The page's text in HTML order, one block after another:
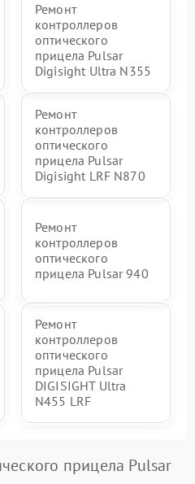
Ремонт
контроллеров
оптического
прицела Pulsar
Digisight Ultra N355
Ремонт
контроллеров
оптического
прицела Pulsar
Digisight LRF N870
Ремонт
контроллеров
оптического
прицела Pulsar 940
Ремонт
контроллеров
оптического
прицела Pulsar
DIGISIGHT Ultra
N455 LRF
прицела Pulsar